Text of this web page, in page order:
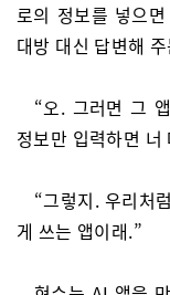
로의 정보를 넣으
대방 대신 답변해
“오. 그러면 그
정보만 입력하면
“그렇지. 우리처
게 쓰는 앱이래.”